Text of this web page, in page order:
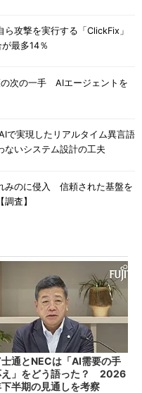
攻撃を実行する「ClickFix」
最多14％
の次の一手 AIエージェントを
で実現したリアルタイム異言語
いシステム設計の工夫
みのに侵入 信頼された基盤を
査】
通とNECは「AI需要の手
え」をどう語った？ 2026
半期の見通しを考察